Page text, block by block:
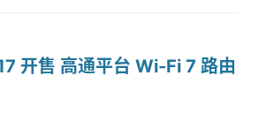
开售 高通平台 Wi-Fi 7 路由